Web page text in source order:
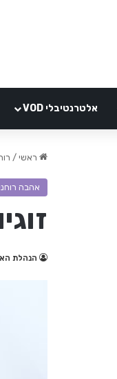
אלטרנטיבלי VOD
ראשי /
אהבה
הנהלת